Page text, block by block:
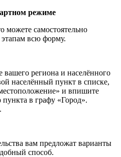
режиме
можете самостоятельно
этапам всю форму.
вашего региона и населённого
населённый пункт в списке,
и впишите
пункта в графу «Город».
вам предложат варианты
способ.